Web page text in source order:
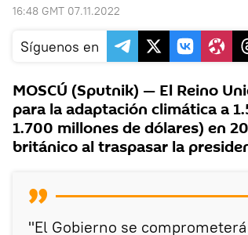
16:48 GMT 07.11.2022
Síguenos en
MOSCÚ (Sputnik) — El Reino
para la adaptación climática a
1.700 millones de dólares) en
británico al traspasar la
"El Gobierno se